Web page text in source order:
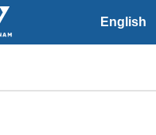
English